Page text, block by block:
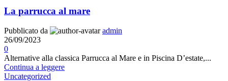
La parrucca al mare
Pubblicato da
admin
26/09/2023
0
Alternative alla classica Parrucca al Mare e in Piscina D’estate,...
Continua a leggere
Uncategorized